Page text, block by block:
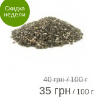
Скидка
недели
40 грн/ 100 г
35 грн / 100 г